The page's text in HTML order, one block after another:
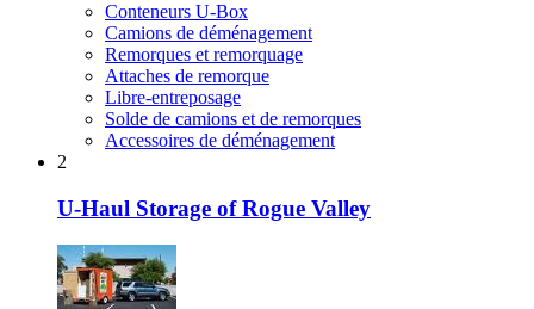
Conteneurs U-Box
Camions de déménagement
Remorques et remorquage
Attaches de remorque
Libre-entreposage
Solde de camions et de remorques
Accessoires de déménagement
2
U-Haul Storage of Rogue Valley